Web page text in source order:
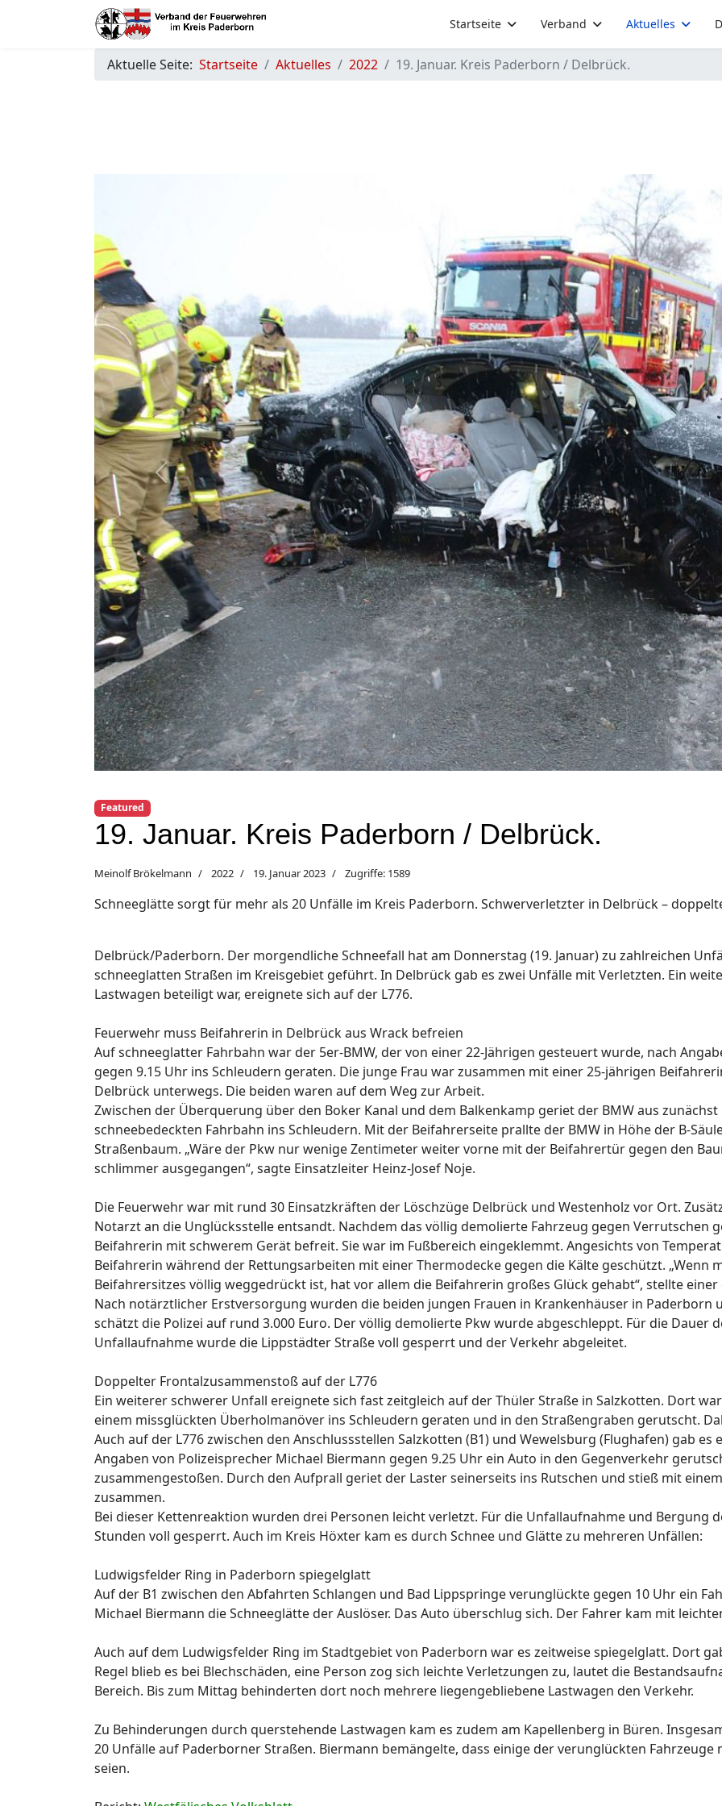
Startseite Verband Aktuelles
Aktuelle Seite: Startseite Aktuelles 2022 19. Januar. Kreis Paderborn / Delbrück.
Previous
Featured
19. Januar. Kreis Paderborn / Delbrück.
Meinolf Brökelmann 2022 19. Januar 2023 Zugriffe: 1589
Schneeglätte sorgt für mehr als 20 Unfälle im Kreis Paderborn. Schwerverletzter in Delbrück –
Delbrück/Paderborn. Der morgendliche Schneefall hat am Donnerstag (19. Januar) zu zahlreichen
schneeglatten Straßen im Kreisgebiet geführt. In Delbrück gab es zwei Unfälle mit Verletzten. Ein
Lastwagen beteiligt war, ereignete sich auf der L776.
Feuerwehr muss Beifahrerin in Delbrück aus Wrack befreien
Auf schneeglatter Fahrbahn war der 5er-BMW, der von einer 22-Jährigen gesteuert wurde, nach
gegen 9.15 Uhr ins Schleudern geraten. Die junge Frau war zusammen mit einer 25-jährigen
Delbrück unterwegs. Die beiden waren auf dem Weg zur Arbeit.
Zwischen der Überquerung über den Boker Kanal und dem Balkenkamp geriet der BMW aus
schneebedeckten Fahrbahn ins Schleudern. Mit der Beifahrerseite prallte der BMW in Höhe der B-
Straßenbaum. „Wäre der Pkw nur wenige Zentimeter weiter vorne mit der Beifahrertür gegen den
schlimmer ausgegangen“, sagte Einsatzleiter Heinz-Josef Noje.
Die Feuerwehr war mit rund 30 Einsatzkräften der Löschzüge Delbrück und Westenholz vor Ort.
Notarzt an die Unglücksstelle entsandt. Nachdem das völlig demolierte Fahrzeug gegen Verrutschen
Beifahrerin mit schwerem Gerät befreit. Sie war im Fußbereich eingeklemmt. Angesichts von
Beifahrerin während der Rettungsarbeiten mit einer Thermodecke gegen die Kälte geschützt. „Wenn
Beifahrersitzes völlig weggedrückt ist, hat vor allem die Beifahrerin großes Glück gehabt“, stellte
Nach notärztlicher Erstversorgung wurden die beiden jungen Frauen in Krankenhäuser in Paderborn
schätzt die Polizei auf rund 3.000 Euro. Der völlig demolierte Pkw wurde abgeschleppt. Für die Dauer
Unfallaufnahme wurde die Lippstädter Straße voll gesperrt und der Verkehr abgeleitet.
Doppelter Frontalzusammenstoß auf der L776
Ein weiterer schwerer Unfall ereignete sich fast zeitgleich auf der Thüler Straße in Salzkotten. Dort
einem missglückten Überholmanöver ins Schleudern geraten und in den Straßengraben gerutscht.
Auch auf der L776 zwischen den Anschlussstellen Salzkotten (B1) und Wewelsburg (Flughafen) gab
Angaben von Polizeisprecher Michael Biermann gegen 9.25 Uhr ein Auto in den Gegenverkehr
zusammengestoßen. Durch den Aufprall geriet der Laster seinerseits ins Rutschen und stieß mit
zusammen.
Bei dieser Kettenreaktion wurden drei Personen leicht verletzt. Für die Unfallaufnahme und Bergung
Stunden voll gesperrt. Auch im Kreis Höxter kam es durch Schnee und Glätte zu mehreren Unfällen:
Ludwigsfelder Ring in Paderborn spiegelglatt
Auf der B1 zwischen den Abfahrten Schlangen und Bad Lippspringe verunglückte gegen 10 Uhr ein
Michael Biermann die Schneeglätte der Auslöser. Das Auto überschlug sich. Der Fahrer kam mit
Auch auf dem Ludwigsfelder Ring im Stadtgebiet von Paderborn war es zeitweise spiegelglatt. Dort
Regel blieb es bei Blechschäden, eine Person zog sich leichte Verletzungen zu, lautet die
Bereich. Bis zum Mittag behinderten dort noch mehrere liegengebliebene Lastwagen den Verkehr.
Zu Behinderungen durch querstehende Lastwagen kam es zudem am Kapellenberg in Büren.
20 Unfälle auf Paderborner Straßen. Biermann bemängelte, dass einige der verunglückten
seien.